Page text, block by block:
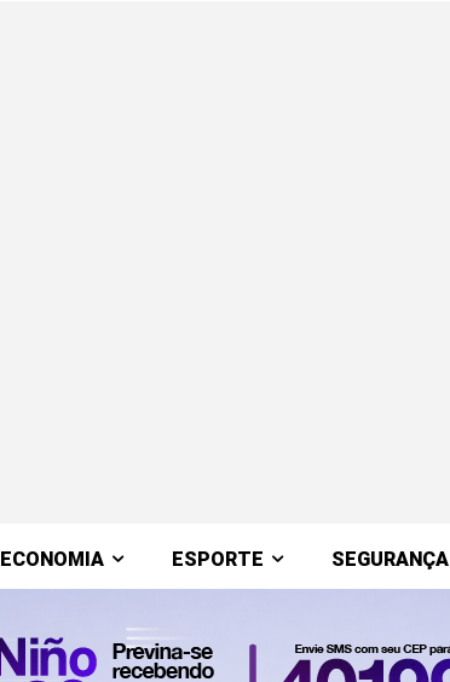
ECONOMIA ESPORTE SEGURANÇA